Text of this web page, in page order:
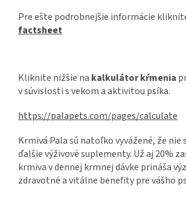
Pre ešte podrobnejšie informácie
factsheet
Kliknite nižšie na kalkulátor kŕmenia
v súvislosti s vekom a aktivitou psíka.
https://palapets.com/pages/calculate
Krmivá Pala sú natoľko vyvážené, že nie
ďalšie výživové suplementy. Už aj 20%
krmiva v dennej krmnej dávke prináša
zdravotné a vitálne benefity pre vášho